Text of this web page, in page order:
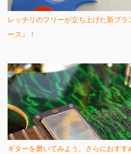
レッチリのフリーが立ち上げた新ブ
ース』！
ギターを磨いてみよう。さらにおすす